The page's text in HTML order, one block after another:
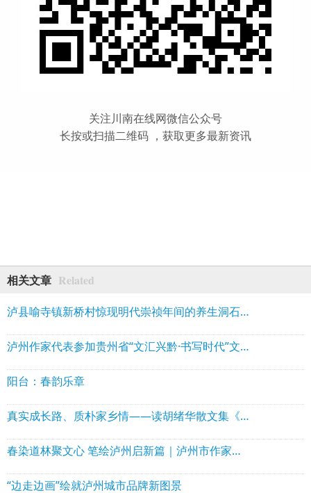
关注川南在线网微信公众号
长按或扫描二维码 ，获取更多最新资讯
相关文章 Related
泸县喻寺镇新桥村惊现明代崇祯年间的养生洞石刻
泸州作家代表参加贵州省“文汇兴黔·书写时代”文学名家采风行活动
阳台：春韵乐章
真实成长路、质朴家乡情——读胡绪华散文集《走出小水河》
春染道林聚文心 笔绘泸州启新篇｜泸州市作家协会理事会走进泸县石桥镇道林沟 祥音奖2万元花落陈言熔
“边走边画”绘就泸州城市品牌新图景